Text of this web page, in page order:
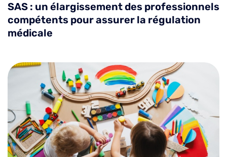
SAS : un élargissement des professionnels
compétents pour assurer la régulation
médicale